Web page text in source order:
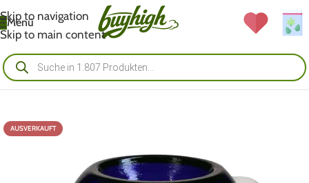
Skip to navigation
Skip to main content
Menü
AUSVERKAUFT